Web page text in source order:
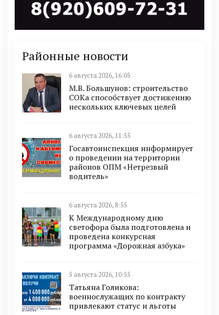
Районные новости
6 августа 2026, 16:05
М.В. Большунов: строительство
СОКа способствует достижению
нескольких ключевых целей
6 августа 2026, 11:55
Госавтоинспекция информирует
о проведении на территории
районов ОПМ «Нетрезвый
водитель»
6 августа 2026, 8:55
К Международному дню
светофора была подготовлена и
проведена конкурсная
программа «Дорожная азбука»
5 августа 2026, 10:55
Татьяна Голикова:
военнослужащих по контракту
привлекают статус и льготы